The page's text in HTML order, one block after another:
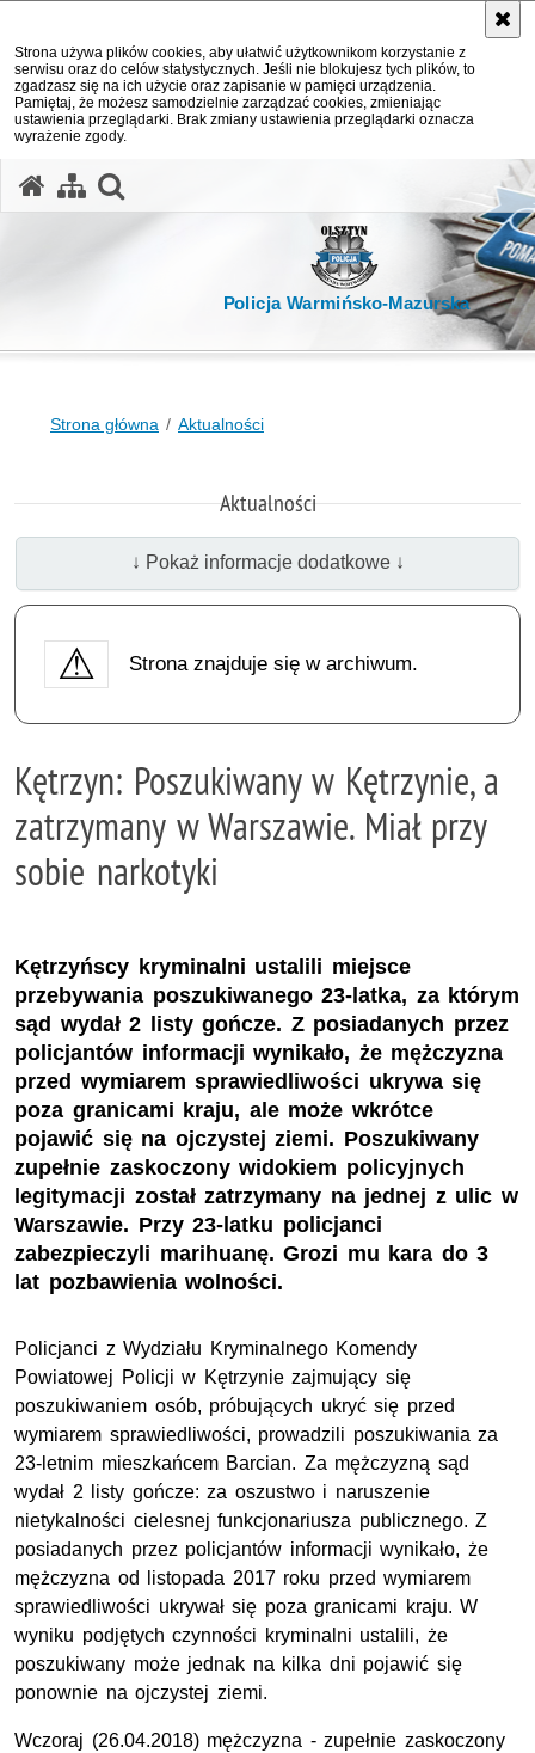
Strona używa plików cookies, aby ułatwić użytkownikom korzystanie z
serwisu oraz do celów statystycznych. Jeśli nie blokujesz tych plików, to
zgadzasz się na ich użycie oraz zapisanie w pamięci urządzenia.
Pamiętaj, że możesz samodzielnie zarządzać cookies, zmieniając
ustawienia przeglądarki. Brak zmiany ustawienia przeglądarki oznacza
wyrażenie zgody.
Policja Warmińsko-Mazurska
Strona główna Aktualności
Aktualności
↓ Pokaż informacje dodatkowe ↓
Strona znajduje się w archiwum.
Kętrzyn: Poszukiwany w Kętrzynie, a
zatrzymany w Warszawie. Miał przy
sobie narkotyki
Kętrzyńscy kryminalni ustalili miejsce
przebywania poszukiwanego 23-latka, za którym
sąd wydał 2 listy gończe. Z posiadanych przez
policjantów informacji wynikało, że mężczyzna
przed wymiarem sprawiedliwości ukrywa się
poza granicami kraju, ale może wkrótce
pojawić się na ojczystej ziemi. Poszukiwany
zupełnie zaskoczony widokiem policyjnych
legitymacji został zatrzymany na jednej z ulic w
Warszawie. Przy 23-latku policjanci
zabezpieczyli marihuanę. Grozi mu kara do 3
lat pozbawienia wolności.
Policjanci z Wydziału Kryminalnego Komendy
Powiatowej Policji w Kętrzynie zajmujący się
poszukiwaniem osób, próbujących ukryć się przed
wymiarem sprawiedliwości, prowadzili poszukiwania za
23-letnim mieszkańcem Barcian. Za mężczyzną sąd
wydał 2 listy gończe: za oszustwo i naruszenie
nietykalności cielesnej funkcjonariusza publicznego. Z
posiadanych przez policjantów informacji wynikało, że
mężczyzna od listopada 2017 roku przed wymiarem
sprawiedliwości ukrywał się poza granicami kraju. W
wyniku podjętych czynności kryminalni ustalili, że
poszukiwany może jednak na kilka dni pojawić się
ponownie na ojczystej ziemi.
Wczoraj (26.04.2018) mężczyzna - zupełnie zaskoczony